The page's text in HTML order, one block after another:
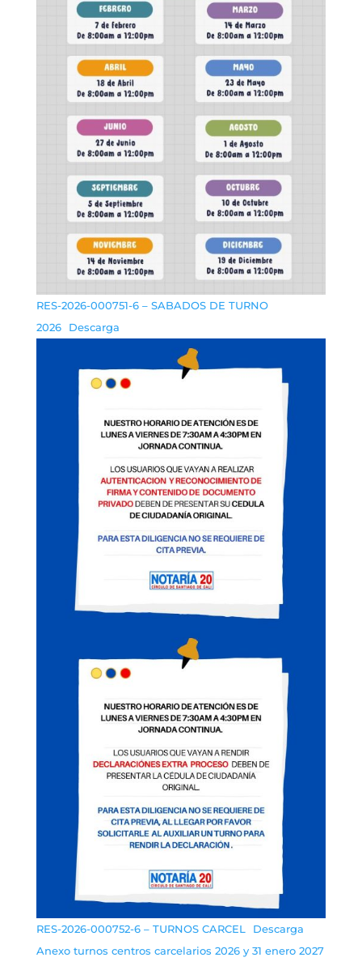
RES-2026-000751-6 – SABADOS DE TURNO
2026
Descarga
RES-2026-000752-6 – TURNOS CARCEL
Descarga
Anexo turnos centros carcelarios 2026 y 31 enero 2027